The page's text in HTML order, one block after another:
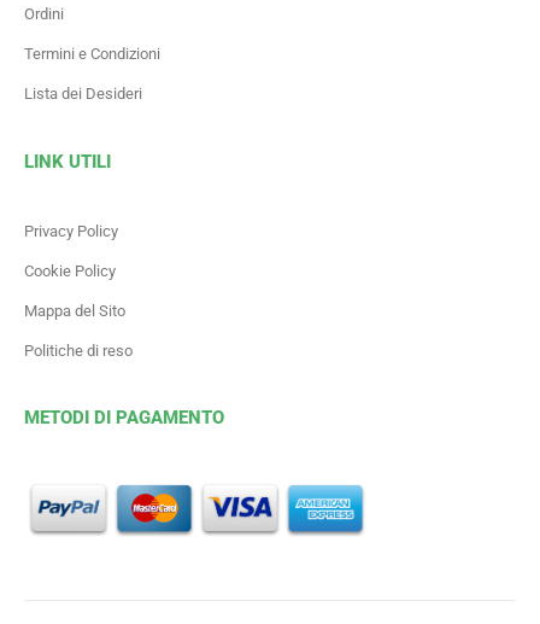
Ordini
Termini e Condizioni
Lista dei Desideri
LINK UTILI
Privacy Policy
Cookie Policy
Mappa del Sito
Politiche di reso
METODI DI PAGAMENTO